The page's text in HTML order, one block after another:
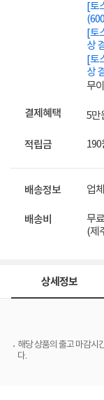
[토
[토
상
[토
상
무
결제혜택 5만
적립금 190
배송정보 업
배송비
무
(제
상세정보
해당 상품의 출고 마감시
다.